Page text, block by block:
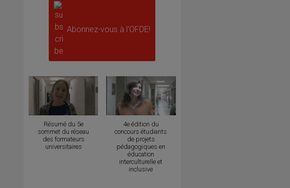
Abonnez-vous à l'OFDE!
Résumé du 5e
sommet du réseau
des formateurs
universitaires
4e édition du
concours étudiants
de projets
pédagogiques en
éducation
interculturelle et
inclusive